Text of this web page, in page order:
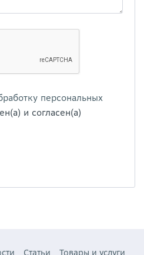
персональных
и согласен(а)
Статьи Товары и услуги